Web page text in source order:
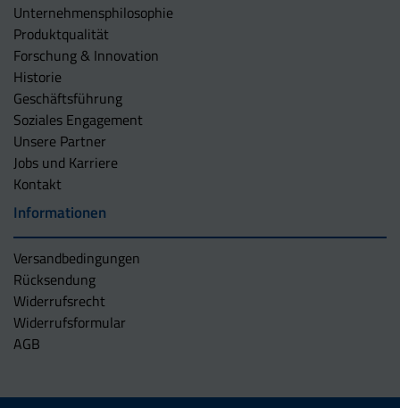
Unternehmens­philosophie
Produktqualität
Forschung & Innovation
Historie
Geschäftsführung
Soziales Engagement
Unsere Partner
Jobs und Karriere
Kontakt
Informationen
Versandbedingungen
Rücksendung
Widerrufsrecht
Widerrufsformular
AGB